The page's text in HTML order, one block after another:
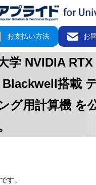
お支払い方法 お
学 NVIDIA
Blackwell搭載
グ用計算機 を
す。